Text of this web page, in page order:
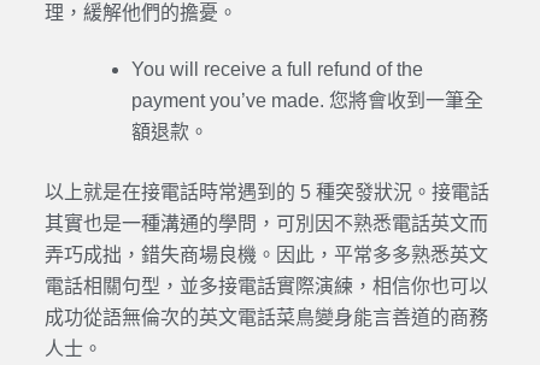
理，緩解他們的擔憂。
You will receive a full refund of the
payment you’ve made. 您將會收到一筆全
額退款。
以上就是在接電話時常遇到的 5 種突發狀況。接電話
其實也是一種溝通的學問，可別因不熟悉電話英文而
弄巧成拙，錯失商場良機。因此，平常多多熟悉英文
電話相關句型，並多接電話實際演練，相信你也可以
成功從語無倫次的英文電話菜鳥變身能言善道的商務
人士。